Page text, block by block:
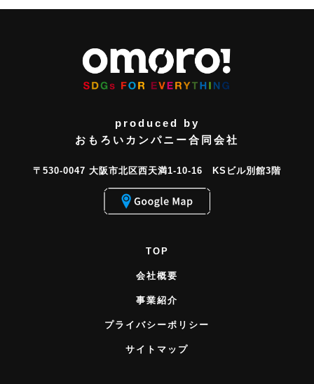
produced by
おもろいカンパニー合同会社
〒530-0047 大阪市北区西天満1-10-16 KSビル別館3階
TOP
会社概要
事業紹介
プライバシーポリシー
サイトマップ